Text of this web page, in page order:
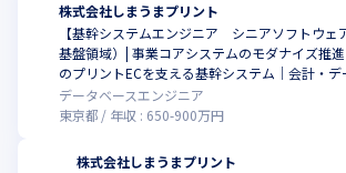
株式会社しまうまプリント
【基幹システムエンジニア シニアソフトウェ
基盤領域）| 事業コアシステムのモダナイズ推進リード】国内最大級
のプリントECを支える基幹システム｜会計・
ータ管理｜ペタバイト級データ｜基幹SaaS接続
て推進｜ハイブリッド勤務(週1出社)
データベースエンジニア
東京都
年収 : 650-900万円
株式会社しまうまプリント